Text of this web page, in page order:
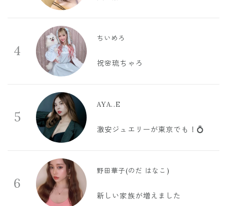
4
ちいめろ
祝🌸琉ちゃろ
5
AYA..E
激安ジュエリーが東京でも！💍
6
野田華子(のだ はなこ)
新しい家族が増えました